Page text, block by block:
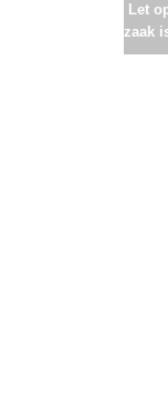
Let
zaak